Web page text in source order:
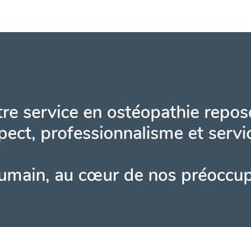
service en ostéopathie
professionnalisme et
au cœur de nos